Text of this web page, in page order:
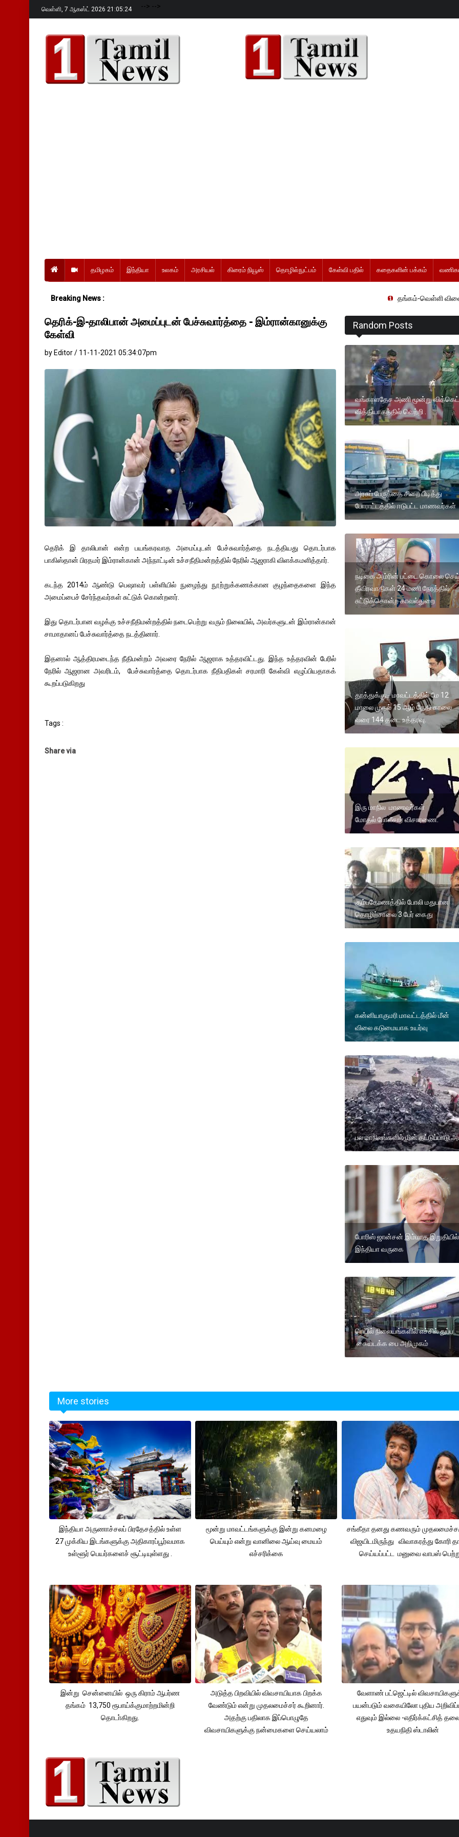
வெள்ளி, 7 ஆகஸ்ட் 2026 21:05:25 --> -->
தமிழகம் இந்தியா உலகம் அரசியல் கிரைம் நியூஸ் தொழில்நுட்பம் கேள்வி பதில் கதைகளின் பக்கம்
Breaking News : தங்கம்-வெள்ளி விலை
தெரிக்-இ-தாலிபான் அமைப்புடன் பேச்சுவார்த்தை - இம்ரான்கானுக்கு
கேள்வி
by Editor / 11-11-2021 05:34:07pm
தெரிக் இ தாலிபான் என்ற பயங்கரவாத அமைப்புடன் பேச்சுவார்த்தை நடத்தியது தொடர்பாக
பாகிஸ்தான் பிரதமர் இம்ரான்கான் அந்நாட்டின் உச்சநீதிமன்றத்தில் நேரில் ஆஜராகி விளக்கமளித்தார்.
கடந்த 2014ம் ஆண்டு பெஷாவர் பள்ளியில் நுழைந்து நூற்றுக்கணக்கான குழந்தைகளை இந்த
அமைப்பைச் சேர்ந்தவர்கள் சுட்டுக் கொன்றனர்.
இது தொடர்பான வழக்கு உச்சநீதிமன்றத்தில் நடைபெற்று வரும் நிலையில், அவர்களுடன் இம்ரான்கான்
சாமாதானப் பேச்சுவார்த்தை நடத்தினார்.
இதனால் ஆத்திரமடைந்த நீதிமன்றம் அவரை நேரில் ஆஜராக உத்தரவிட்டது. இந்த உத்தரவின் பேரில்
நேரில் ஆஜரான அவரிடம், பேச்சுவார்த்தை தொடர்பாக நீதிபதிகள் சரமாரி கேள்வி எழுப்பியதாகக்
கூறப்படுகிறது
Tags :
Share via
Random Posts
வங்காளதேச அணி மூன்று விக்கெட்
வித்தியாசத்தில் வெற்றி .
அரசுப் பேருந்தை சிறை பிடித்து
போராட்டத்தில் ஈடுபட்ட மாணவர்கள்
நடிகை அம்ரின் பட்டை கொலை
தீவிரவாதிகள் 24 மணி நேரத்தில்
சுட்டுக்கொன்ற காவல்துறை
தூத்துக்குடி மாவட்டத்தில் மே 12
மாலை முதல் 15 ஆம் தேதி காலை
வரை 144 தடை உத்தரவு.
இரு மாநில மாணவர்கள்
மோதல் போலீசார் விசாரணை.
கும்பகோணத்தில் போலி மதுபான
தொழிற்சாலை 3 பேர் கைது
கன்னியாகுமரி மாவட்டத்தில் மீன்
விலை கடுமையாக உயர்வு
பல மாநிலங்களில் மின் தட்டுப்பாடு
போரிஸ் ஜான்சன் இம்மாத இறுதியில்
இந்தியா வருகை
ரெயில் நிலையங்களில் எச்சில் துப்ப
கையடக்க பை அறிமுகம்
More stories
இந்தியா அருணாச்சலப் பிரதேசத்தில் உள்ள
27 முக்கிய இடங்களுக்கு அதிகாரப்பூர்வமாக
உள்ளூர் பெயர்களைச் சூட்டியுள்ளது .
மூன்று மாவட்டங்களுக்கு இன்று கனமழை
பெய்யும் என்று வானிலை ஆய்வு மையம்
எச்சரிக்கை
சங்கீதா தனது கணவரும்
விஜயிடமிருந்து விவாகரத்து கோரி
செய்யப்பட்ட மனுவை வாபஸ்
இன்று சென்னையில் ஒரு கிராம் ஆபர்ண
தங்கம் 13,750 ரூபாய்க்குமாற்றமின்றி
தொடா்கிறது.
அடுத்த பிறவியில் விவசாயியாக பிறக்க
வேண்டும் என்று முதலமைச்சர் கூறினார்.
அதற்கு பதிலாக இப்பொழுதே
விவசாயிகளுக்கு நன்மைகளை செய்யலாம்
வேளாண் பட்ஜெட்டில்
பயன்படும் வகையிலோ புதிய
எதுவும் இல்லை -எதிர்க்கட்சித்
உதயநிதி ஸ்டாலின்